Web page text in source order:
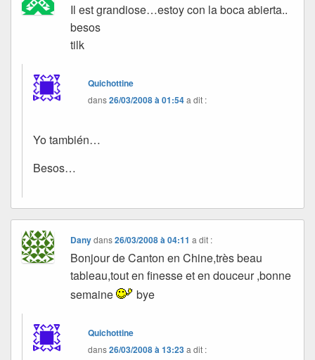
Il est grandiose…estoy con la boca abierta..
besos
tilk
Quichottine
dans26/03/2008 à 01:54a dit :
Yo también…
Besos…
Danydans26/03/2008 à 04:11 a dit :
Bonjour de Canton en Chine,très beau
tableau,tout en finesse et en douceur ,bonne
semaine
bye
Quichottine
dans26/03/2008 à 13:23a dit :